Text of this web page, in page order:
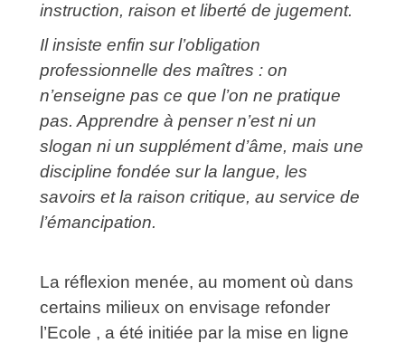
instruction, raison et liberté de jugement.
Il insiste enfin sur l’obligation
professionnelle des maîtres : on
n’enseigne pas ce que l’on ne pratique
pas. Apprendre à penser n’est ni un
slogan ni un supplément d’âme, mais une
discipline fondée sur la langue, les
savoirs et la raison critique, au service de
l’émancipation.
La réflexion menée, au moment où dans
certains milieux on envisage refonder
l’Ecole , a été initiée par la mise en ligne